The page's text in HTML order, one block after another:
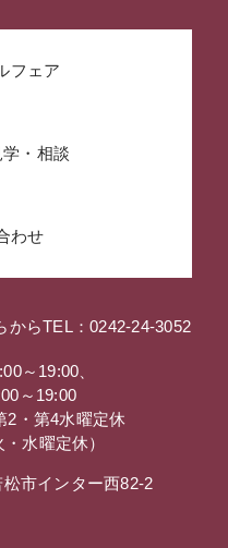
フェア
・相談
わせ
からTEL：0242-24-3052
～19:00、
～19:00
・第4水曜定休
水曜定休）
市インター西82-2